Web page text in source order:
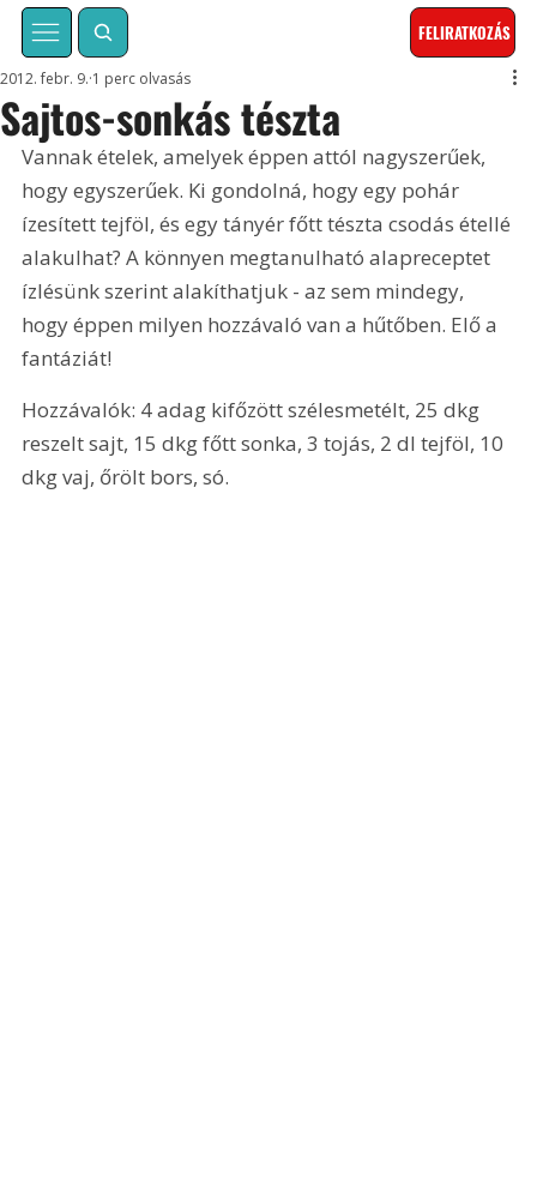
FELIRATKOZÁS
Sajtos-sonkás tészta
2012. febr. 9. 1 perc olvasás
Vannak ételek, amelyek éppen attól nagyszerűek,
hogy egyszerűek. Ki gondolná, hogy egy pohár
ízesített tejföl, és egy tányér főtt tészta csodás étellé
alakulhat? A könnyen megtanulható alapreceptet
ízlésünk szerint alakíthatjuk - az sem mindegy,
hogy éppen milyen hozzávaló van a hűtőben. Elő a
fantáziát!
Hozzávalók: 4 adag kifőzött szélesmetélt, 25 dkg
reszelt sajt, 15 dkg főtt sonka, 3 tojás, 2 dl tejföl, 10
dkg vaj, őrölt bors, só.